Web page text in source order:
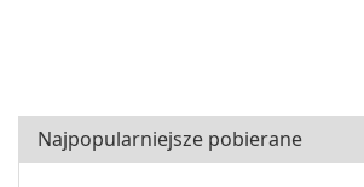
Najpopularniejsze pobierane